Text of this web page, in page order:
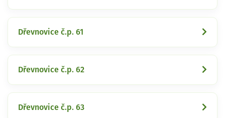
Dřevnovice č.p. 61
Dřevnovice č.p. 62
Dřevnovice č.p. 63